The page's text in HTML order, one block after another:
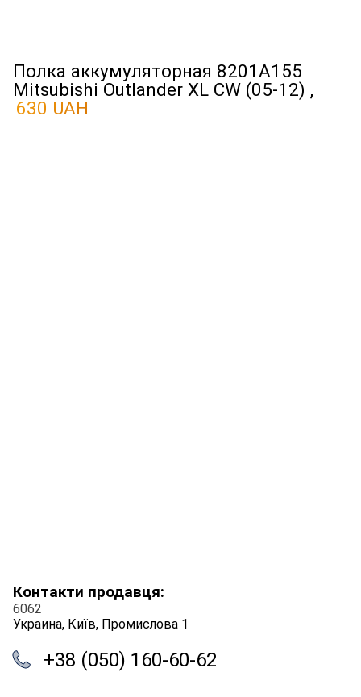
Полка аккумуляторная 8201A155
Mitsubishi Outlander XL CW (05-12) ,
630 UAH
Контакти продавця:
6062
Украина, Київ, Промислова 1
+38 (050) 160-60-62